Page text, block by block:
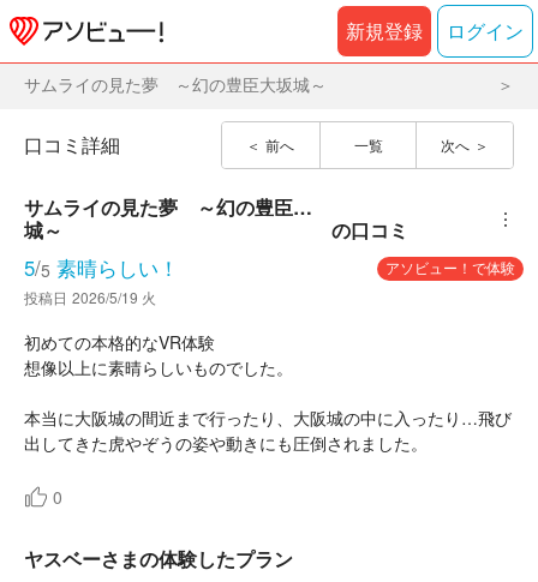
新規登録 ログイン
サムライの見た夢 ～幻の豊臣大坂城～
前へ 一覧 次へ
口コミ詳細
サムライの見た夢　～幻の豊臣大坂
城～
の口コミ ︙
5/5 素晴らしい！
アソビュー！で体験
投稿日 2026/5/19 火
初めての本格的なVR体験
想像以上に素晴らしいものでした。
本当に大阪城の間近まで行ったり、大阪城の中に入ったり…飛び
出してきた虎やぞうの姿や動きにも圧倒されました。
0
ヤスベーさまの体験したプラン